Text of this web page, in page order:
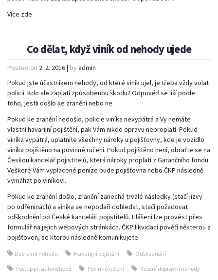
Více zde
Co dělat, když viník od nehody ujede
Posted on 2. 2. 2016| by admin
Pokud jste účastníkem nehody, od které viník ujel, je třeba vždy volat
policii. Kdo ale zaplatí způsobenou škodu? Odpověď se liší podle
toho, jestli došlo ke zranění nebo ne.
Pokud ke zranění nedošlo, policie viníka nevypátrá a Vy nemáte
vlastní havarijní pojištění, pak Vám nikdo opravu neproplatí. Pokud
viníka vypátrá, uplatníte všechny nároky u pojišťovny, kde je vozidlo
viníka pojištěno na povinné ručení. Pokud pojištěno není, obraťte se na
Českou kancelář pojistitelů, která nároky proplatí z Garančního fondu.
Veškeré Vám vyplacené peníze bude pojišťovna nebo ČKP následně
vymáhat po viníkovi.
Pokud ke zranění došlo, zranění zanechá trvalé následky (stačí jizvy
po odřeninách) a viníka se nepodaří dohledat, stačí požadovat
odškodnění po České kanceláři pojistitelů. Hlášení lze provést přes
formulář na jejich webových stránkách. ČKP likvidací pověří některou z
pojišťoven, se kterou následně komunikujete.
Dopravní nehoda Havarijní pojištění Odškodnění
Postup při autonehodě Povinné ručení Řešení dopravní nehody